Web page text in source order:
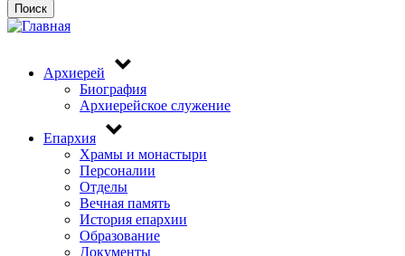
Поиск
Архиерей
Биография
Архиерейское служение
Епархия
Храмы и монастыри
Персоналии
Отделы
Вечная память
История епархии
Образование
Документы